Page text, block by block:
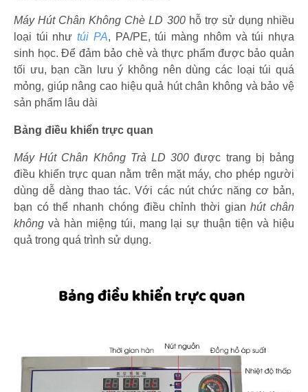
Máy Hút Chân Không Chè LD 300hỗ trợ sử dụng nhiều
loại túi nhưtúi PA, PA/PE, túi màng nhôm và túi nhựa
sinh học. Để đảm bảo chè và thực phẩm được bảo quản
tối ưu, bạn cần lưu ý không nên dùng các loại túi quá
mỏng, giúp nâng cao hiệu quả hút chân không và bảo vệ
sản phẩm lâu dài
Bảng điều khiển trực quan
Máy Hút Chân Không Trà LD 300được trang bị bảng
điều khiển trực quan nằm trên mặt máy, cho phép người
dùng dễ dàng thao tác. Với các nút chức năng cơ bản,
bạn có thể nhanh chóng điều chỉnh thời gianhút chân
không và hàn miệng túi, mang lại sự thuận tiện và hiệu
quả trong quá trình sử dụng.